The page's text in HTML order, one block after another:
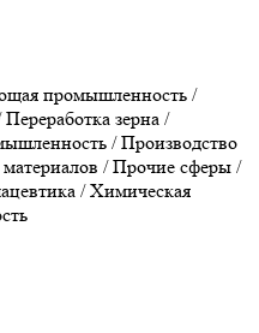
промышленность /
зерна /
/ Производство
/ Прочие сферы /
/ Химическая